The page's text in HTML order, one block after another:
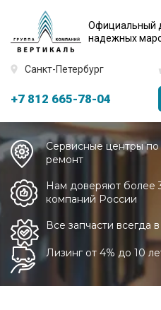
Официальный
надежных
Санкт-Петербург
+7 812 665-78-04
Сервисные центры
ремонт
Нам доверяют более
компаний России
Все запчасти всегда
Лизинг от 4% до 10